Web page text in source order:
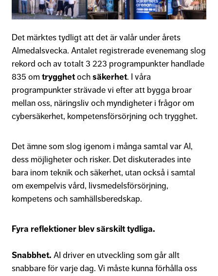
Det märktes tydligt att det är valår under årets
Almedalsvecka. Antalet registrerade evenemang slog
rekord och av totalt 3 223 programpunkter handlade
835 om trygghetochsäkerhet. I våra
programpunkter strävade vi efter att bygga broar
mellan oss, näringsliv och myndigheter i frågor om
cybersäkerhet, kompetensförsörjning och trygghet.
Det ämne som slog igenom i många samtal var AI,
dess möjligheter och risker. Det diskuterades inte
bara inom teknik och säkerhet, utan också i samtal
om exempelvis vård, livsmedelsförsörjning,
kompetens och samhällsberedskap.
Fyra reflektioner blev särskilt tydliga.
Snabbhet. AI driver en utveckling som går allt
snabbare för varje dag. Vi måste kunna förhålla oss